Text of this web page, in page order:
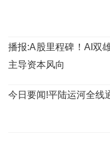
播报:A股里程碑！AI双
主导资本风向
今日要闻!平陆运河全线